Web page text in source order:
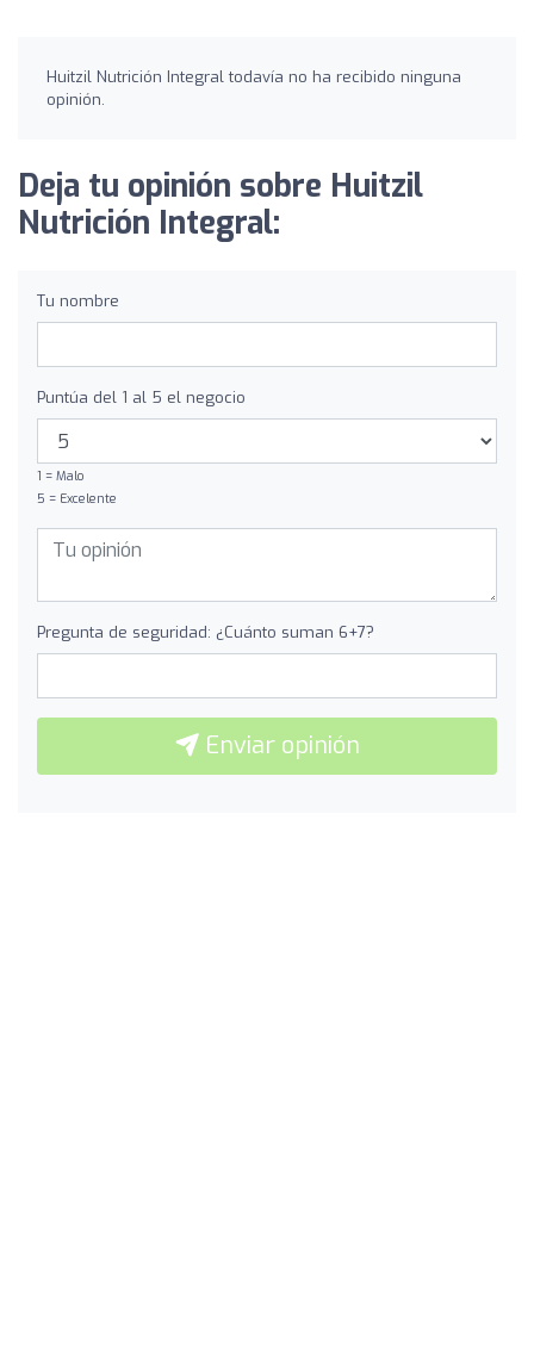
Huitzil Nutrición Integral todavía no ha recibido ninguna
opinión.
Deja tu opinión sobre Huitzil
Nutrición Integral:
Tu nombre
Puntúa del 1 al 5 el negocio
1 = Malo
5 = Excelente
Pregunta de seguridad: ¿Cuánto suman 6+7?
Enviar opinión